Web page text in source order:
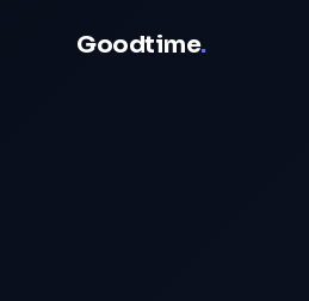
Goodtime.